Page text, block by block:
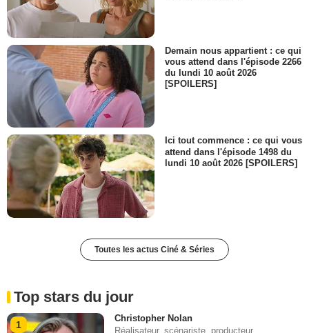
Demain nous appartient : ce qui
vous attend dans l'épisode 2266
du lundi 10 août 2026
[SPOILERS]
Ici tout commence : ce qui vous
attend dans l'épisode 1498 du
lundi 10 août 2026 [SPOILERS]
Toutes les actus Ciné & Séries
Top stars du jour
1
Christopher Nolan
Réalisateur, scénariste, producteur